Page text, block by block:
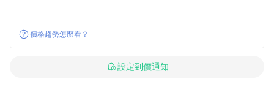
價格趨勢怎麼看？
設定到價通知